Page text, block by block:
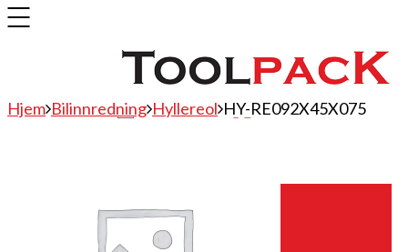
Hjem Bilinnredning Hyllereol HY-RE092X45X075